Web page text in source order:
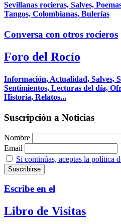
Sevillanas rocieras, Salves,
Tangos, Colombianas, Bulerías
Conversa con otros rocieros
Foro del Rocío
Información, Actualidad, Salves,
Sentimientos, Lecturas del día,
Historia, Relatos...
Suscripción a Noticias
Nombre
Email
Si continúas, aceptas la política
Escribe en el
Libro de Visitas